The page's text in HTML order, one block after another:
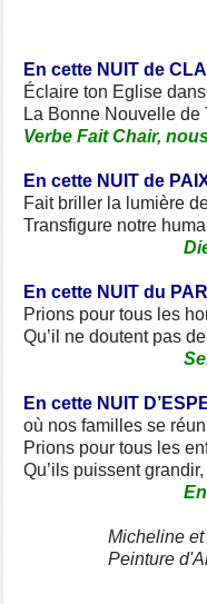
En cette NUIT de
Éclaire ton Eglise
La Bonne Nouvelle de
Verbe Fait Chair,
En cette NUIT de
Fait briller la lumière
Transfigure notre
Dieu Fait
En cette NUIT du
Prions pour tous les
Qu’il ne doutent pas
Seigneur ,
En cette NUIT
où nos familles se
Prions pour tous les
Qu’ils puissent
Ensemble,
Micheline
Peinture